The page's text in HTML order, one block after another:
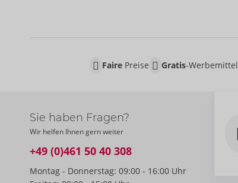
FairePreise Gratis-Werbemittel
Sie haben Fragen?
Wir helfen Ihnen gern weiter
+49 (0)461 50 40 308
Montag - Donnerstag: 09:00 - 16:00 Uhr